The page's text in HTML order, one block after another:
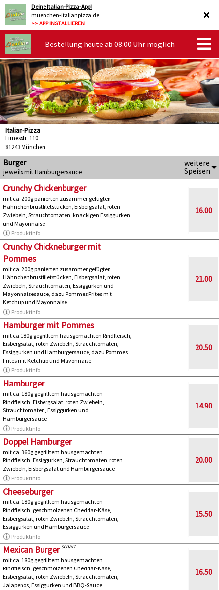
Deine Italian-Pizza-App!
muenchen-italianpizza.de
>> APP INSTALLIEREN
Bestellung heute ab 08:00 Uhr möglich
Italian-Pizza
Limesstr. 110
81243 München
Burger
jeweils mit Hamburgersauce
weitere
Speisen
Crunchy Chickenburger
mit ca. 200g panierten zusammengefügten
Hähnchenbrustfiletstücken, Eisbergsalat, roten
Zwiebeln, Strauchtomaten, knackigen Essiggurken
und Mayonnaise
Produktinfo
16.00
Crunchy Chickneburger mit
Pommes
mit ca. 200g panierten zusammengefügten
Hähnchenbrustfiletstücken, Eisbergsalat, roten
Zwiebeln, Strauchtomaten, Essiggurken und
Mayonnaisesauce, dazu Pommes Frites mit
Ketchup und Mayonnaise
Produktinfo
21.00
Hamburger mit Pommes
mit ca.180g gegrilltem hausgemachten Rindfleisch,
Eisbergsalat, roten Zwiebeln, Strauchtomaten,
Essiggurken und Hamburgersauce, dazu Pommes
Frites mit Ketchup und Mayonnaise
Produktinfo
20.50
Hamburger
mit ca. 180g gegrilltem hausgemachten
Rindfleisch, Eisbergsalat, roten Zwiebeln,
Strauchtomaten, Essiggurken und
Hamburgersauce
Produktinfo
14.90
Doppel Hamburger
mit ca. 360g gegrilltem hausgemachten
Rindfleisch, Essiggurken, Strauchtomaten, roten
Zwiebeln, Eisbergsalat und Hamburgersauce
Produktinfo
20.00
Cheeseburger
mit ca. 180g gegrilltem hausgemachten
Rindfleisch, geschmolzenen Cheddar-Käse,
Eisbergsalat, roten Zwiebeln, Strauchtomaten,
Essiggurken und Hamburgersauce
Produktinfo
15.50
Mexican Burger scharf
mit ca. 180g gegrilltem hausgemachten
Rindfleisch, geschmolzenen Cheddar-Käse,
Eisbergsalat, roten Zwiebeln, Strauchtomaten,
Jalapenos, Essiggurken und BBQ-Sauce
16.50